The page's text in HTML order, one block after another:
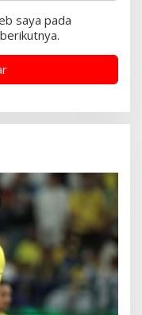
saya pada